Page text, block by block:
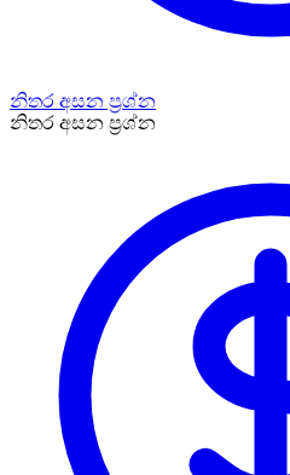
නිතර අසන ප්‍රශ්න
නිතර අසන ප්‍රශ්න